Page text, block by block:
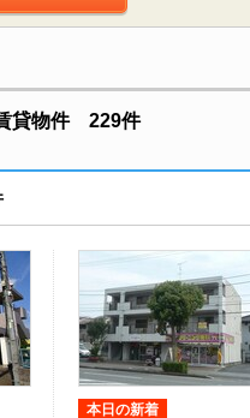
貸物件 229件
本日の新着